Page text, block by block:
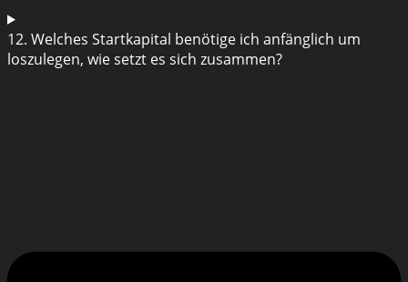
12. Welches Startkapital benötige ich anfänglich um
loszulegen, wie setzt es sich zusammen?